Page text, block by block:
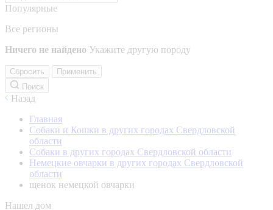
Популярные
Все регионы
Ничего не найдено Укажите другую породу
Сбросить
Применить
Поиск
Назад
Главная
Собаки и Кошки в других городах Свердловской
области
Собаки в других городах Свердловской области
Немецкие овчарки в других городах Свердловской
области
щенок немецкой овчарки
Нашел дом